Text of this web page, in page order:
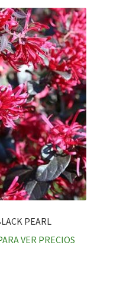
PEARL
VER PRECIOS